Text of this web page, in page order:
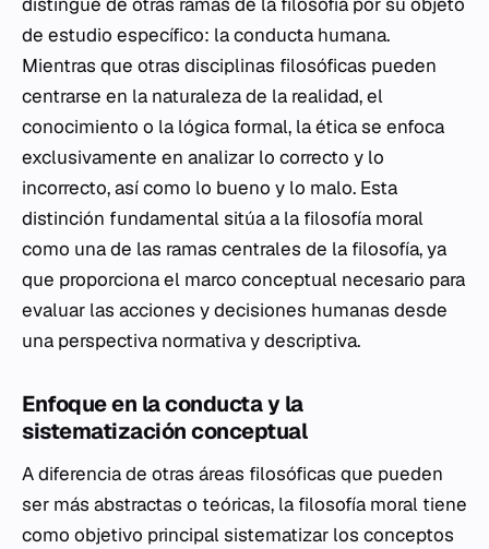
de estudio específico: la conducta humana.
Mientras que otras disciplinas filosóficas pueden
centrarse en la naturaleza de la realidad, el
conocimiento o la lógica formal, la ética se enfoca
exclusivamente en analizar lo correcto y lo
incorrecto, así como lo bueno y lo malo. Esta
distinción fundamental sitúa a la filosofía moral
como una de las ramas centrales de la filosofía, ya
que proporciona el marco conceptual necesario para
evaluar las acciones y decisiones humanas desde
una perspectiva normativa y descriptiva.
Enfoque en la conducta y la
sistematización conceptual
A diferencia de otras áreas filosóficas que pueden
ser más abstractas o teóricas, la filosofía moral tiene
como objetivo principal sistematizar los conceptos